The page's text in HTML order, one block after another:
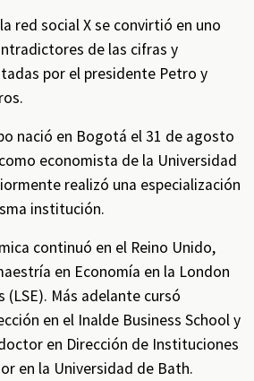
red social X se convirtió en uno
de las cifras y
por el presidente Petro y
nació en Bogotá el 31 de agosto
economista de la Universidad
realizó una especialización
institución.
continuó en el Reino Unido,
en Economía en la London
(LSE). Más adelante cursó
en el Inalde Business School y
en Dirección de Instituciones
en la Universidad de Bath.